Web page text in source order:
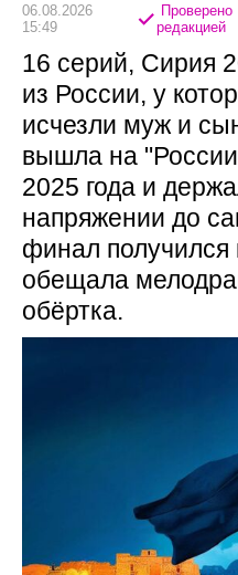
06.08.2026
15:49
Проверено
редакцией
16 серий, Сирия
из России, у
исчезли муж и
вышла на
2025 года и
напряжении до
финал получился
обещала
обёртка.